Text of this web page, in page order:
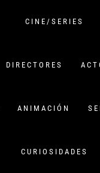
CINE/SERIES
DIRECTORES
ANIMACIÓN
CURIOSIDADES